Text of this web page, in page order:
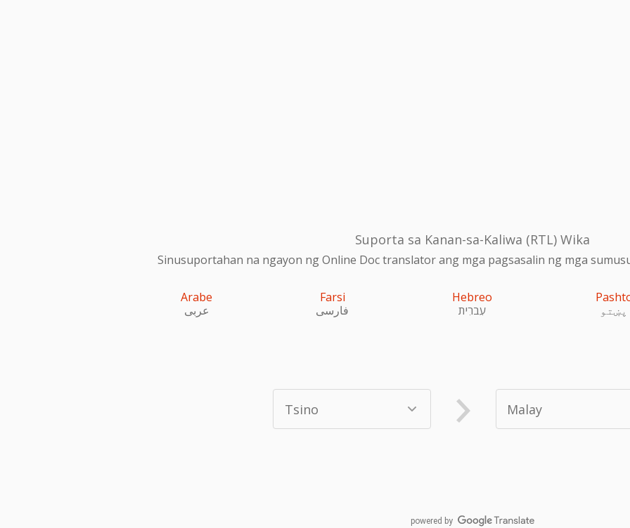
Suporta sa Kanan-sa-Kaliwa (RTL) Wika
Sinusuportahan na ngayon ng Online Doc translator ang mga pagsasalin ng mga
Arabe
عربى
Farsi
فارسی
Hebreo
עִברִית
پښتو
powered by